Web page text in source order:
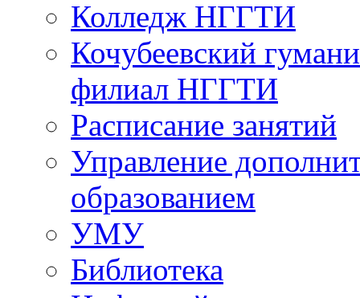
Колледж НГГТИ
Кочубеевский
филиал НГГТИ
Расписание занятий
Управление
образованием
УМУ
Библиотека